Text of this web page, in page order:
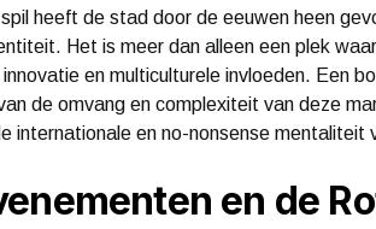
heeft de stad door de eeuwen heen
Het is meer dan alleen een plek
en multiculturele invloeden. Een
de omvang en complexiteit van deze
internationale en no-nonsense
en de